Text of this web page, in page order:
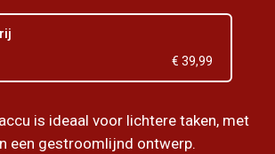
€ 39,99
is ideaal voor lichtere taken, met
een gestroomlijnd ontwerp.